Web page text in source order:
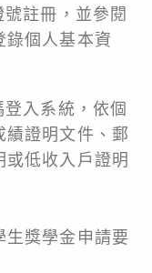
註冊，並參閱
錄個人基本資
入系統，依個
績證明文件、郵
低收入戶證明
生獎學金申請要